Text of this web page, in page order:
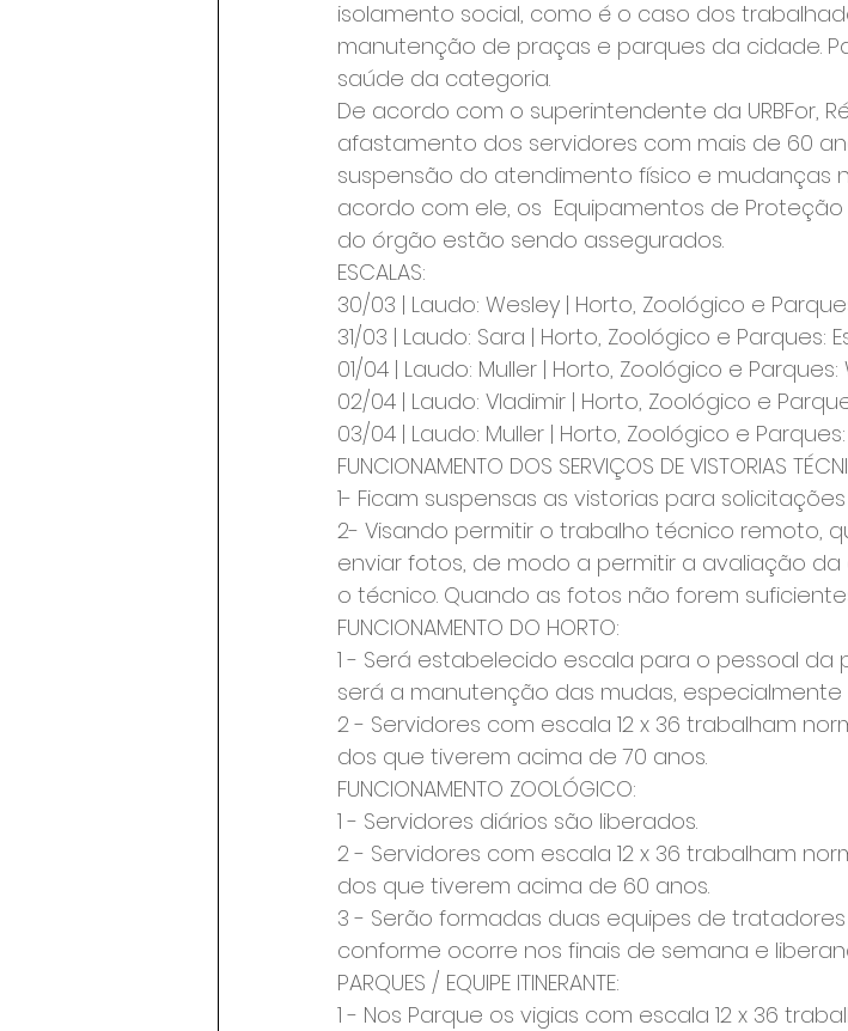
isolamento social, como é o caso dos
manutenção de praças e parques da cidade.
saúde da categoria.
De acordo com o superintendente da URBFor,
afastamento dos servidores com mais de 60
suspensão do atendimento físico e mudanças
acordo com ele, os  Equipamentos de Proteção
do órgão estão sendo assegurados.
ESCALAS:
30/03 | Laudo: Wesley | Horto, Zoológico e
31/03 | Laudo: Sara | Horto, Zoológico e Parques:
01/04 | Laudo: Muller | Horto, Zoológico e
02/04 | Laudo: Vladimir | Horto, Zoológico e
03/04 | Laudo: Muller | Horto, Zoológico e
FUNCIONAMENTO DOS SERVIÇOS DE VISTORIAS
1- Ficam suspensas as vistorias para
2- Visando permitir o trabalho técnico remoto,
enviar fotos, de modo a permitir a avaliação
o técnico. Quando as fotos não forem
FUNCIONAMENTO DO HORTO:
1 - Será estabelecido escala para o pessoal da
será a manutenção das mudas,
2 - Servidores com escala 12 x 36 trabalham
dos que tiverem acima de 70 anos.
FUNCIONAMENTO ZOOLÓGICO:
1 - Servidores diários são liberados.
2 - Servidores com escala 12 x 36 trabalham
dos que tiverem acima de 60 anos.
3 - Serão formadas duas equipes de
conforme ocorre nos finais de semana e
PARQUES / EQUIPE ITINERANTE:
1 - Nos Parque os vigias com escala 12 x 36